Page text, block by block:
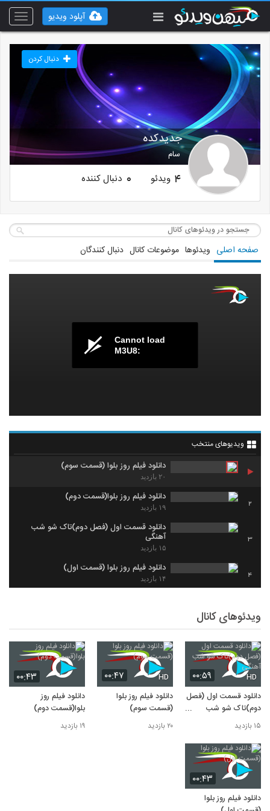
Toggle
آپلود ویدیو
جدیدکده
سام
دنبال کردن
4 ویدئو 0 دنبال کننده
صفحه اصلی ویدئوها موضوعات کانال دنبال کنندگان
Cannot load
M3U8:
ویدیوهای منتخب
دانلود فیلم روز بلوا (قسمت سوم)
۲۰ بازدید
2
دانلود فیلم روز بلوا(قسمت دوم)
۱۹ بازدید
3
دانلود قسمت اول (فصل دوم)تاک شو شب
آهنگی
۱۵ بازدید
4
دانلود فیلم روز بلوا (قسمت اول)
۱۴ بازدید
ویدئوهای کانال
۰۰:۵۹ HD
دانلود قسمت اول (فصل
دوم)تاک شو شب
آهنگی
۱۵ بازدید
۰۰:۴۷ HD
دانلود فیلم روز بلوا
(قسمت سوم)
۲۰ بازدید
۰۰:۴۳
دانلود فیلم روز
بلوا(قسمت دوم)
۱۹ بازدید
۰۰:۴۳
دانلود فیلم روز بلوا